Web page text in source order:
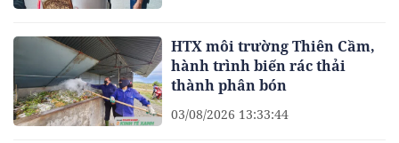
HTX môi trường Thiên Cầm,
hành trình biến rác thải
thành phân bón
03/08/2026 13:33:44